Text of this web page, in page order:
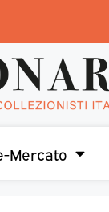
Mercato